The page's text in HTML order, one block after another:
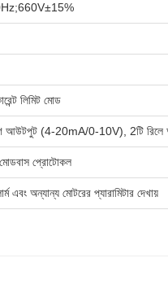
লিমিট মোড
আউটপুট (4-20mA/0-10V), 2টি
মোডবাস প্রোটোকল
এবং অন্যান্য মোটরের প্যারামিটার দেখায়